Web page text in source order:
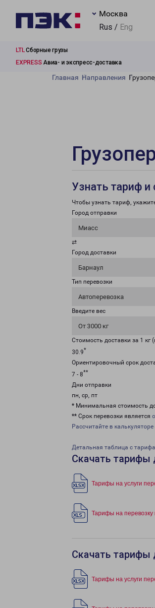
Москва
Rus / Eng
LTLСборные грузы
EXPRESS Авиа- и экспресс-доставка
Главная Направления
Узнать тариф и
Чтобы узнать тариф,
Город отправки
Миасс
⇄
Город доставки
Барнаул
Тип перевозки
Автоперевозка
Введите вес
От 3000 кг
Стоимость доставки за 1
30.9*
Ориентировочный срок
7 - 8**
Дни отправки
пн, ср, пт
* Минимальная стоимость
** Срок перевозки является
Рассчитайте в калькуляторе
Детальная таблица с
Скачать тарифы
Тарифы на услуги
Тарифы на
Скачать тарифы
Тарифы на услуги